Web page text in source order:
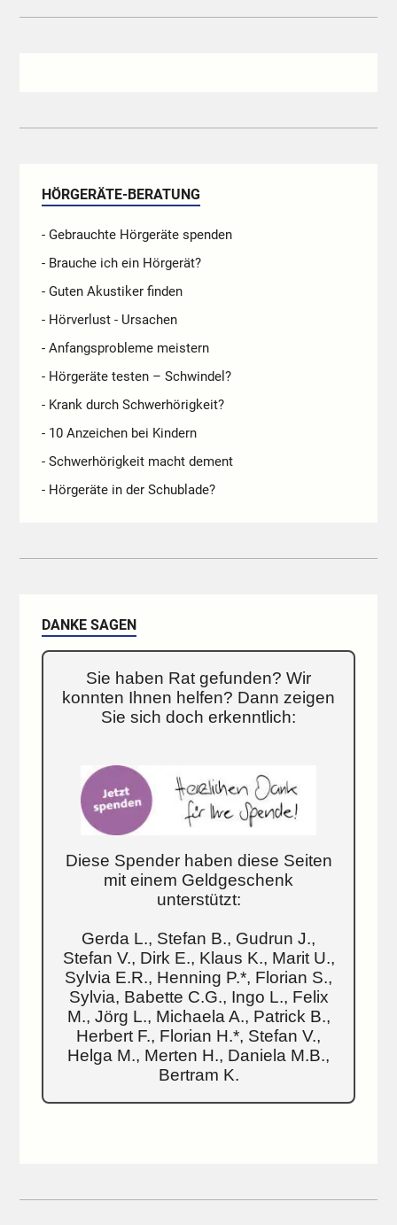
HÖRGERÄTE-BERATUNG
- Gebrauchte Hörgeräte spenden
- Brauche ich ein Hörgerät?
- Guten Akustiker finden
- Hörverlust - Ursachen
- Anfangsprobleme meistern
- Hörgeräte testen – Schwindel?
- Krank durch Schwerhörigkeit?
- 10 Anzeichen bei Kindern
- Schwerhörigkeit macht dement
- Hörgeräte in der Schublade?
DANKE SAGEN
Sie haben Rat gefunden? Wir
konnten Ihnen helfen? Dann zeigen
Sie sich doch erkenntlich:
Diese Spender haben diese Seiten
mit einem Geldgeschenk
unterstützt:
Gerda L., Stefan B., Gudrun J.,
Stefan V., Dirk E., Klaus K., Marit U.,
Sylvia E.R., Henning P.*, Florian S.,
Sylvia, Babette C.G., Ingo L., Felix
M., Jörg L., Michaela A., Patrick B.,
Herbert F., Florian H.*, Stefan V.,
Helga M., Merten H., Daniela M.B.,
Bertram K.